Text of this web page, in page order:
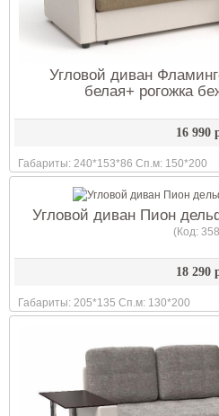
Угловой диван
белая+ рогожка
16 990
Габариты: 240*153*86 Сп.м: 150*200
Угловой диван Пион
(Код:
18 290
Габариты: 205*135 Сп.м: 130*200